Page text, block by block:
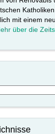
mit einem
über die